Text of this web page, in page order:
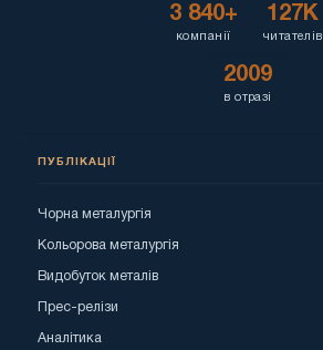
3 840+
компанії
127K
читателів
2009
в отразі
ПУБЛІКАЦІЇ
Чорна металургія
Кольорова металургія
Видобуток металів
Прес-релізи
Аналітика